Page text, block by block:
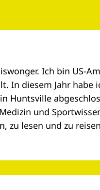
Ich bin US-
In diesem Jahr habe
Huntsville
und
zu lesen und zu